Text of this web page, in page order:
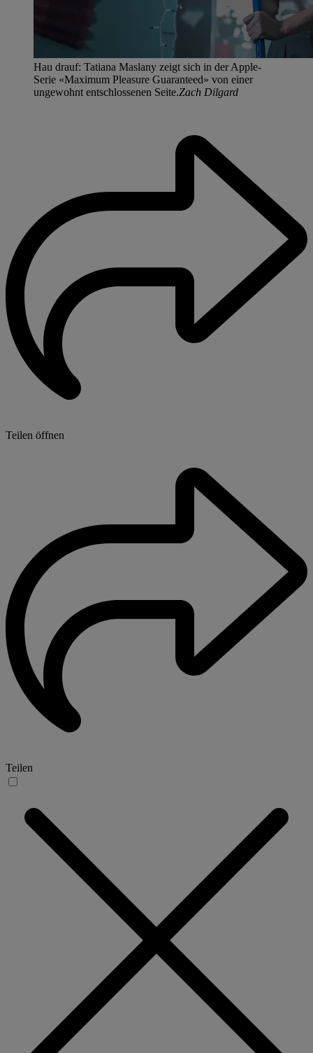
Hau drauf: Tatiana Maslany zeigt sich in der Apple-
Serie «Maximum Pleasure Guaranteed» von einer
ungewohnt entschlossenen Seite.Zach Dilgard
Teilen öffnen
Teilen